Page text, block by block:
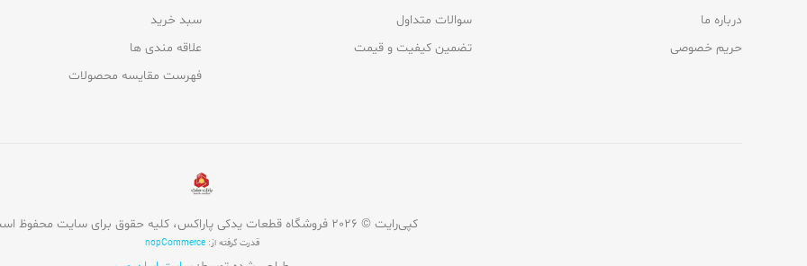
درباره ما
حریم خصوصی
سوالات متداول
تضمین کیفیت و قیمت
سبد خرید
علاقه مندی ها
فهرست مقایسه محصولات
کپی‌رایت © 2026 فروشگاه قطعات یدکی پاراکس، کلیه حقوق برای سایت محفوظ است.
قدرت گرفته از:nopCommerce